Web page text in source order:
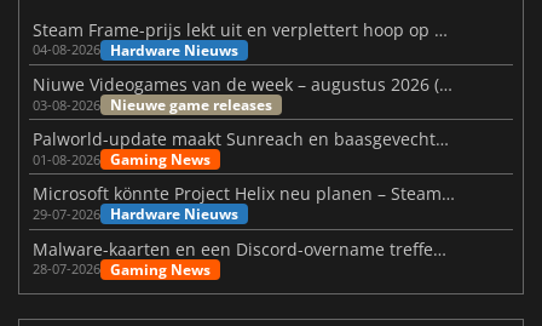
Steam Frame-prijs lekt uit en verplettert hoop op betaalbare VR
04-08-2026 Hardware Nieuws
Niuwe Videogames van de week – augustus 2026 (week 32)
03-08-2026 Nieuwe game releases
Palworld-update maakt Sunreach en baasgevechten stabieler
01-08-2026 Gaming News
Microsoft könnte Project Helix neu planen – Steam-Support wackelt
29-07-2026 Hardware Nieuws
Malware-kaarten en een Discord-overname treffen Meccha Chameleon
28-07-2026 Gaming News